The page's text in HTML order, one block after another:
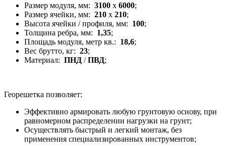
Размер модуля, мм: 3100 х 6000;
Размер ячейки, мм: 210 x 210;
Высота ячейки / профиля, мм: 100;
Толщина ребра, мм: 1,35;
Площадь модуля, метр кв.: 18,6;
Вес брутто, кг: 23;
Материал: ПНД /ПВД;
Георешетка позволяет:
Эффективно армировать любую грунтовую основу, при
равномерном распределении нагрузки на грунт;
Осуществлять быстрый и легкий монтаж, без
применения специализированных инструментов;